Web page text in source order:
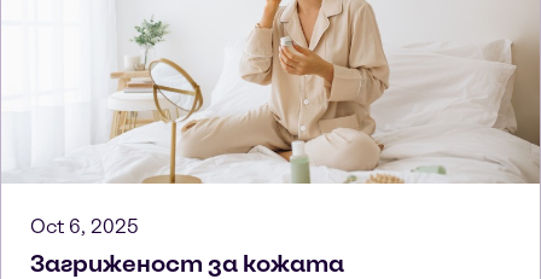
Oct 6, 2025
Загриженост за кожата